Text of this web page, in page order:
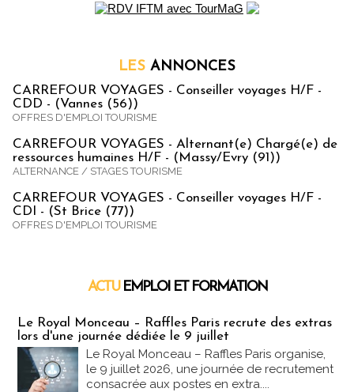
LES ANNONCES
CARREFOUR VOYAGES - Conseiller voyages H/F -
CDD - (Vannes (56))
OFFRES D'EMPLOI TOURISME
CARREFOUR VOYAGES - Alternant(e) Chargé(e) de
ressources humaines H/F - (Massy/Evry (91))
ALTERNANCE / STAGES TOURISME
CARREFOUR VOYAGES - Conseiller voyages H/F -
CDI - (St Brice (77))
OFFRES D'EMPLOI TOURISME
ACTU EMPLOI ET FORMATION
Le Royal Monceau – Raffles Paris recrute des extras
lors d'une journée dédiée le 9 juillet
Le Royal Monceau – Raffles Paris organise,
le 9 juillet 2026, une journée de recrutement
consacrée aux postes en extra....